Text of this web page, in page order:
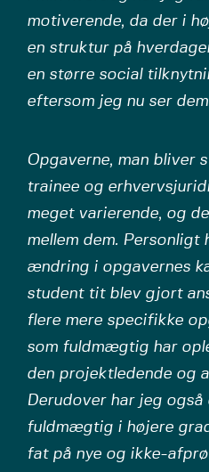
motiverende, da der i
en struktur på
en større social
eftersom jeg nu ser
Opgaverne, man bliver
trainee og
meget varierende, og
mellem dem. Personligt
ændring i opgavernes
student tit blev gjort
flere mere specifikke
som fuldmægtig har
den projektledende og
Derudover har jeg også
fuldmægtig i højere
fat på nye og ikke-